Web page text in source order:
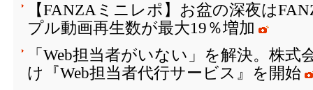
【FANZAミニレポ】お盆の深夜は
プル動画再生数が最大19％増加
「Web担当者がいない」を解決。株式
け『Web担当者代行サービス』を開始